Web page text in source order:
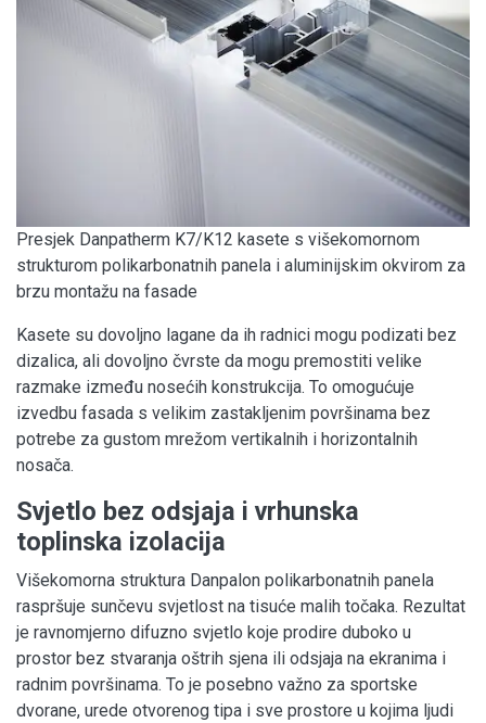
Presjek Danpatherm K7/K12 kasete s višekomornom
strukturom polikarbonatnih panela i aluminijskim okvirom za
brzu montažu na fasade
Kasete su dovoljno lagane da ih radnici mogu podizati bez
dizalica, ali dovoljno čvrste da mogu premostiti velike
razmake između nosećih konstrukcija. To omogućuje
izvedbu fasada s velikim zastakljenim površinama bez
potrebe za gustom mrežom vertikalnih i horizontalnih
nosača.
Svjetlo bez odsjaja i vrhunska
toplinska izolacija
Višekomorna struktura Danpalon polikarbonatnih panela
raspršuje sunčevu svjetlost na tisuće malih točaka. Rezultat
je ravnomjerno difuzno svjetlo koje prodire duboko u
prostor bez stvaranja oštrih sjena ili odsjaja na ekranima i
radnim površinama. To je posebno važno za sportske
dvorane, urede otvorenog tipa i sve prostore u kojima ljudi